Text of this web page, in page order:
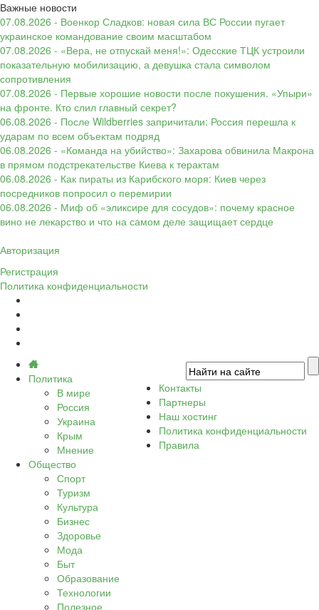
Важные новости
07.08.2026 - Военкор Сладков: новая сила ВС России пугает
украинское командование своим масштабом
07.08.2026 - «Вера, не отпускай меня!»: Одесские ТЦК устроили
показательную мобилизацию, а девушка стала символом
сопротивления
07.08.2026 - Первые хорошие новости после покушения. «Упыри»
на фронте. Кто слил главный секрет?
06.08.2026 - После Wildberries запричитали: Россия перешла к
ударам по всем объектам подряд
06.08.2026 - «Команда на убийство»: Захарова обвинила Макрона
в прямом подстрекательстве Киева к терактам
06.08.2026 - Как пираты из Карибского моря: Киев через
посредников попросил о перемирии
06.08.2026 - Миф об «эликсире для сосудов»: почему красное
вино не лекарство и что на самом деле защищает сердце
Авторизация
Регистрация
Политика конфиденциальности
Политика
В мире
Россия
Украина
Крым
Мнение
Общество
Спорт
Туризм
Культура
Бизнес
Здоровье
Мода
Быт
Образование
Технологии
Полезное
Контакты
Партнеры
Наш хостинг
Политика конфиденциальности
Правила